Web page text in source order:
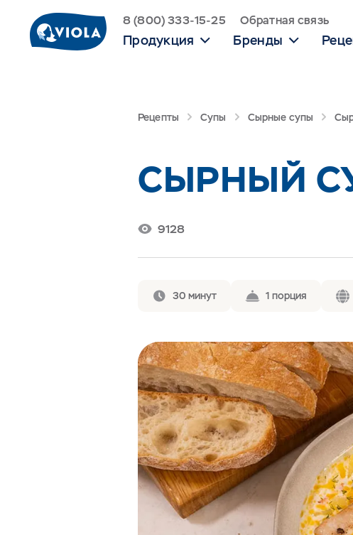
8 (800) 333-15-25 Обратная связь
Продукция Бренды
Рецепты Супы Сырные супы
СЫРНЫЙ
9128
30 минут 1 порция